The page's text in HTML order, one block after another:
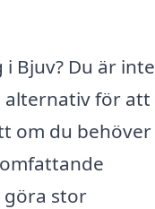
Bjuv? Du är inte
alternativ för att
om du behöver
stor